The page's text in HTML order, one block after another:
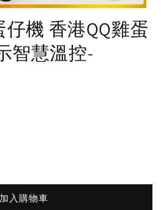
機 香港QQ雞蛋
智慧溫控-
加入購物車